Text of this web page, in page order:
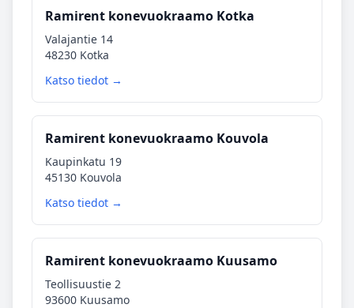
Ramirent konevuokraamo Kotka
Valajantie 14
48230 Kotka
Katso tiedot →
Ramirent konevuokraamo Kouvola
Kaupinkatu 19
45130 Kouvola
Katso tiedot →
Ramirent konevuokraamo Kuusamo
Teollisuustie 2
93600 Kuusamo